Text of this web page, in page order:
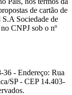
de cartão de
Sociedade de
CNPJ sob o nº
- Endereço: Rua
SP - CEP 14.403-